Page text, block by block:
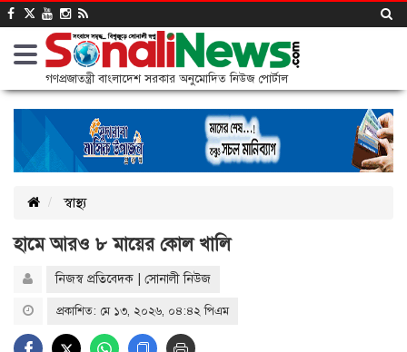
গণপ্রজাতন্ত্রী বাংলাদেশ সরকার অনুমোদিত নিউজ পোর্টাল
স্বাস্থ্য
হামে আরও ৮ মায়ের কোল খালি
নিজস্ব প্রতিবেদক | সোনালী নিউজ
প্রকাশিত: মে ১৩, ২০২৬, ০৪:৪২ পিএম